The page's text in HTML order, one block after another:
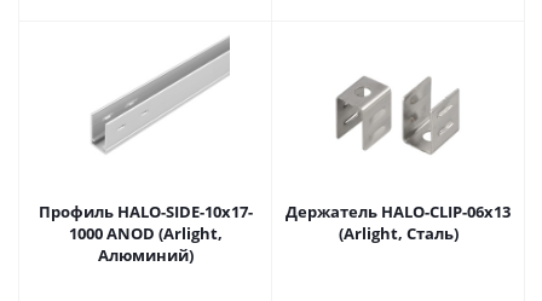
Профиль HALO-SIDE-10x17-
1000 ANOD (Arlight,
Алюминий)
Держатель HALO-CLIP-06x13
(Arlight, Сталь)